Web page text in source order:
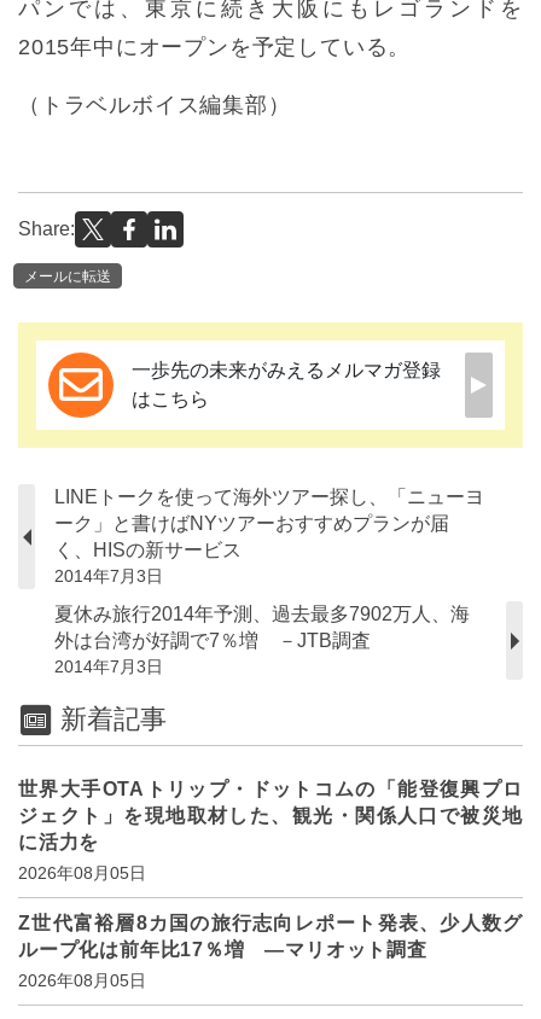
パンでは、東京に続き大阪にもレゴランドを
2015年中にオープンを予定している。
（トラベルボイス編集部）
Share:
メールに転送
一歩先の未来がみえるメルマガ登録
はこちら
LINEトークを使って海外ツアー探し、「ニューヨ
ーク」と書けばNYツアーおすすめプランが届
く、HISの新サービス
2014年7月3日
夏休み旅行2014年予測、過去最多7902万人、海
外は台湾が好調で7％増 －JTB調査
2014年7月3日
新着記事
世界大手OTAトリップ・ドットコムの「能登復興プロ
ジェクト」を現地取材した、観光・関係人口で被災地
に活力を
2026年08月05日
Z世代富裕層8カ国の旅行志向レポート発表、少人数グ
ループ化は前年比17％増 ―マリオット調査
2026年08月05日